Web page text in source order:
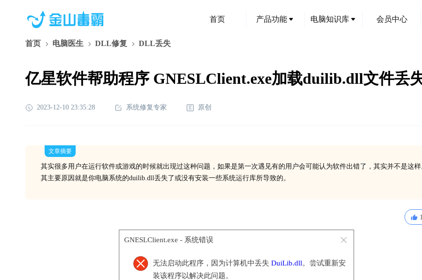
首页 产品功能 电脑知识库 会员中心
首页 电脑医生 DLL修复 DLL丢失
亿星软件帮助程序 GNESLClient.exe加载duilib.dll文件丢
2023-12-10 23:35:28 系统修复专家 原创
文章摘要
其实很多用户在运行软件或游戏的时候就出现过这种问题，如果是第一次遇见有的用户会可能认为软件出错了，其实并不是这样
其主要原因就是你电脑系统的duilib.dll丢失了或没有安装一些系统运行库所导致的。
GNESLClient.exe - 系统错误
无法启动此程序，因为计算机中丢失 DuiLib.dll。尝试重新安
装该程序以解决此问题。